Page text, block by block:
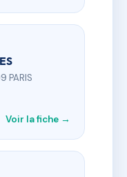
PARIS
Voir la fiche →